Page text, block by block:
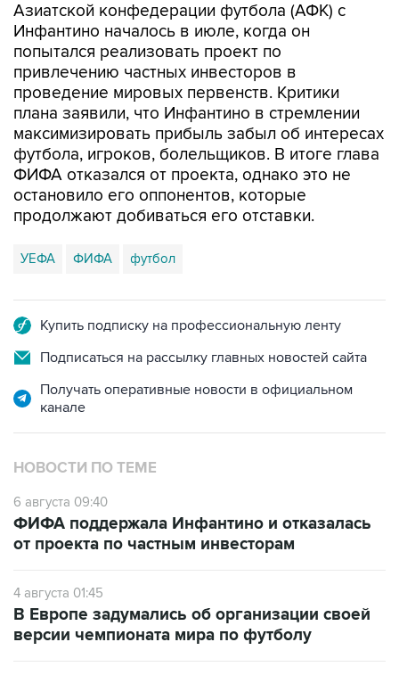
Азиатской конфедерации футбола (АФК) с
Инфантино началось в июле, когда он
попытался реализовать проект по
привлечению частных инвесторов в
проведение мировых первенств. Критики
плана заявили, что Инфантино в стремлении
максимизировать прибыль забыл об интересах
футбола, игроков, болельщиков. В итоге глава
ФИФА отказался от проекта, однако это не
остановило его оппонентов, которые
продолжают добиваться его отставки.
УЕФА ФИФА футбол
Купить подписку на профессиональную ленту
Подписаться на рассылку главных новостей сайта
Получать оперативные новости в официальном
канале
НОВОСТИ ПО ТЕМЕ
6 августа 09:40
ФИФА поддержала Инфантино и отказалась
от проекта по частным инвесторам
4 августа 01:45
В Европе задумались об организации своей
версии чемпионата мира по футболу